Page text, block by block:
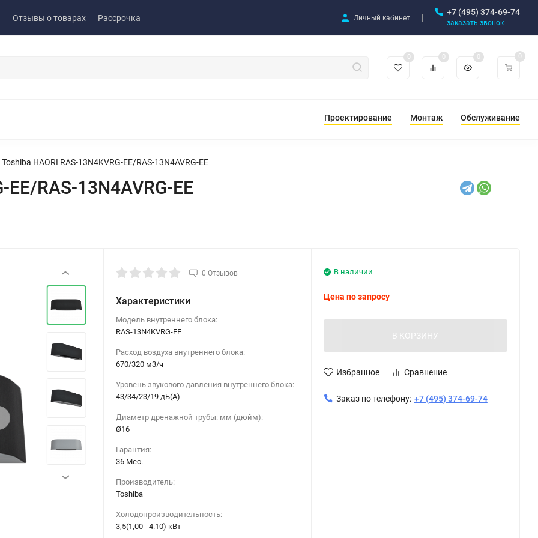
Отзывы о товарах Рассрочка Личный кабинет
+7 (495) 374-69-74
заказать звонок
0 0 0 0
Проектирование Монтаж Обслуживание
Toshiba HAORI RAS-13N4KVRG-EE/RAS-13N4AVRG-EE
RAS-13N4AVRG-EE
‹
›
0 Отзывов
Характеристики
Модель внутреннего блока:
RAS-13N4KVRG-EE
Расход воздуха внутреннего блока:
670/320 м3/ч
Уровень звукового давления внутреннего блока:
43/34/23/19 дБ(А)
Диаметр дренажной трубы: мм (дюйм):
Ø16
Гарантия:
36 Мес.
Производитель:
Toshiba
Холодопроизводительность:
3,5(1,00 - 4.10) кВт
В наличии
Цена по запросу
В КОРЗИНУ
Избранное Сравнение
Заказ по телефону: +7 (495) 374-69-74